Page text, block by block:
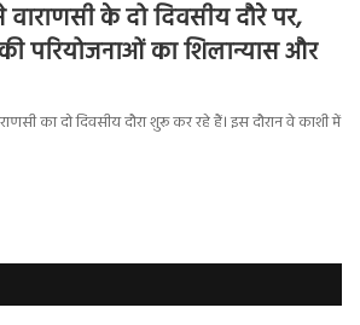
के दो दिवसीय दौरे पर,
परियोजनाओं का शिलान्यास और
का दो दिवसीय दौरा शुरू कर रहे हैं। इस दौरान वे काशी में